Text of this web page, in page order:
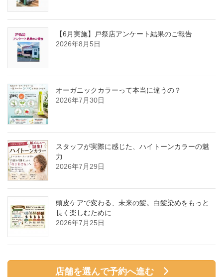
【6月実施】戸祭店アンケート結果のご報告
2026年8月5日
オーガニックカラーって本当に違うの？
2026年7月30日
スタッフが実際に感じた、ハイトーンカラーの魅
力
2026年7月29日
頭皮ケアで変わる、未来の髪。白髪染めをもっと
長く楽しむために
2026年7月25日
店舗を選んで予約へ進む